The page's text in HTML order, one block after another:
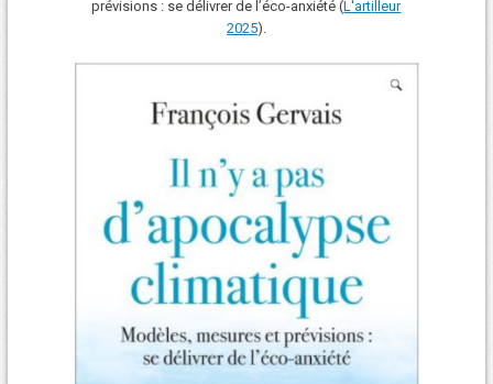
prévisions : se délivrer de l’éco-anxiété (L'arti lleur
2025).